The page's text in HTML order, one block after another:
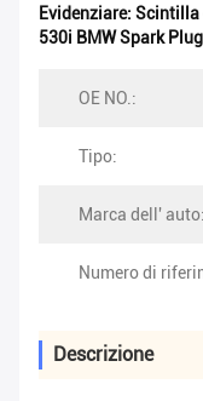
Evidenziare: Scintilla
530i BMW Spark Plug
OE NO.:
Tipo:
Marca dell' auto:
Numero di
Descrizione